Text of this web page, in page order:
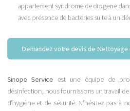
appartement syndrome de diogene
avec présence de bactéries suite à un
Demandez votre devis de Nettoyage
Sinope Service est une équipe de
désinfection, nous fournissons un travail
d'hygiène et de sécurité. N'hésitez pas à